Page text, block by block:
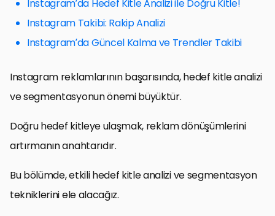
Instagram’da Hedef Kitle Analizi ile Doğru Kitle!
Instagram Takibi: Rakip Analizi
Instagram’da Güncel Kalma ve Trendler Takibi
Instagram reklamlarının başarısında, hedef kitle analizi
ve segmentasyonun önemi büyüktür.
Doğru hedef kitleye ulaşmak, reklam dönüşümlerini
artırmanın anahtarıdır.
Bu bölümde, etkili hedef kitle analizi ve segmentasyon
tekniklerini ele alacağız.